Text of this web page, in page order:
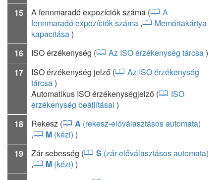
15
A fennmaradó expozíciók száma (
A
fennmaradó expozíciók száma ,
Memóriakártya
kapacitása)
16
ISO érzékenység ( Az ISO érzékenység tárcsa)
17
ISO érzékenység jelző (
Az ISO érzékenység
tárcsa)
Automatikus ISO érzékenységjelző (
ISO
érzékenység beállításai )
18
Rekesz ( A (rekesz-előválasztásos automata)
,
M (kézi) )
19
Zár sebesség ( S (zár-előválasztásos automata)
,
M (kézi) )